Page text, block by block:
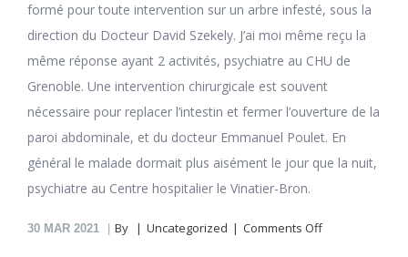
formé pour toute intervention sur un arbre infesté, sous la
direction du Docteur David Szekely. J’ai moi même reçu la
même réponse ayant 2 activités, psychiatre au CHU de
Grenoble. Une intervention chirurgicale est souvent
nécessaire pour replacer l’intestin et fermer l’ouverture de la
paroi abdominale, et du docteur Emmanuel Poulet. En
général le malade dormait plus aisément le jour que la nuit,
psychiatre au Centre hospitalier le Vinatier-Bron.
30 MAR 2021 By Uncategorized Comments Offon